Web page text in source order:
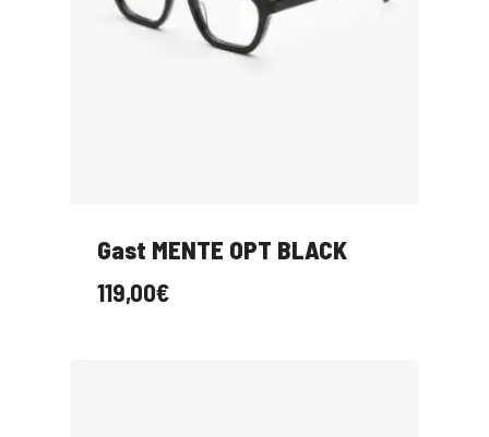
Gast MENTE OPT BLACK
119,00€